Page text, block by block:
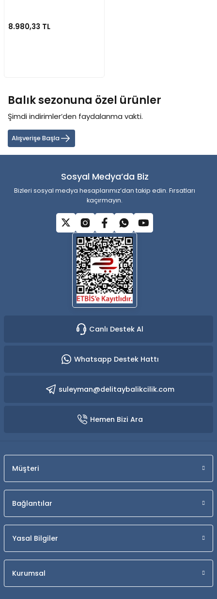
8.980,33 TL
Balık sezonuna özel ürünler
Şimdi indirimler’den faydalanma vakti.
Alışverişe Başla
Sosyal Medya’da Biz
Bizleri sosyal medya hesaplarımız’dan takip edin. Fırsatları
kaçırmayın.
Canlı Destek Al
Whatsapp Destek Hattı
suleyman@delitaybalikcilik.com
Hemen Bizi Ara
Müşteri
Bağlantılar
Yasal Bilgiler
Kurumsal